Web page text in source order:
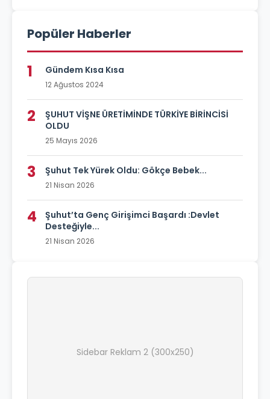
Popüler Haberler
1 Gündem Kısa Kısa
12 Ağustos 2024
2
ŞUHUT VİŞNE ÜRETİMİNDE TÜRKİYE BİRİNCİSİ
OLDU
25 Mayıs 2026
3 Şuhut Tek Yürek Oldu: Gökçe Bebek...
21 Nisan 2026
4
Şuhut’ta Genç Girişimci Başardı :Devlet
Desteğiyle...
21 Nisan 2026
Sidebar Reklam 2 (300x250)